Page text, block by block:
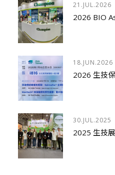
21.JUL.2026
18.JUN.2026
30.JUL.2025